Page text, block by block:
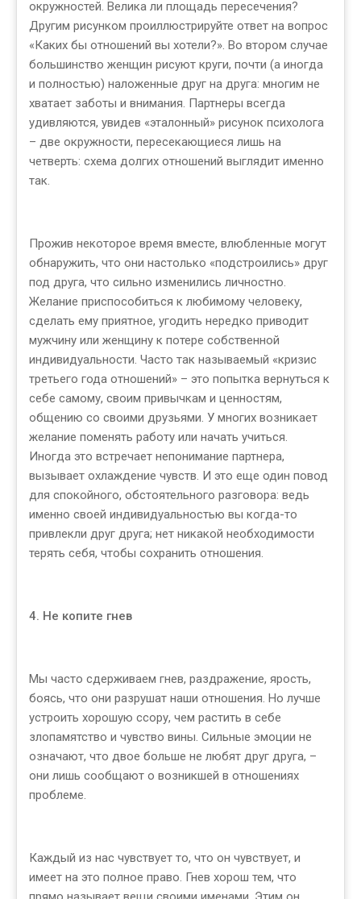
окружностей. Велика ли площадь пересечения?
Другим рисунком проиллюстрируйте ответ на вопрос
«Каких бы отношений вы хотели?». Во втором случае
большинство женщин рисуют круги, почти (а иногда
и полностью) наложенные друг на друга: многим не
хватает заботы и внимания. Партнеры всегда
удивляются, увидев «эталонный» рисунок психолога
– две окружности, пересекающиеся лишь на
четверть: схема долгих отношений выглядит именно
так.
Прожив некоторое время вместе, влюбленные могут
обнаружить, что они настолько «подстроились» друг
под друга, что сильно изменились личностно.
Желание приспособиться к любимому человеку,
сделать ему приятное, угодить нередко приводит
мужчину или женщину к потере собственной
индивидуальности. Часто так называемый «кризис
третьего года отношений» – это попытка вернуться к
себе самому, своим привычкам и ценностям,
общению со своими друзьями. У многих возникает
желание поменять работу или начать учиться.
Иногда это встречает непонимание партнера,
вызывает охлаждение чувств. И это еще один повод
для спокойного, обстоятельного разговора: ведь
именно своей индивидуальностью вы когда-то
привлекли друг друга; нет никакой необходимости
терять себя, чтобы сохранить отношения.
4. Не копите гнев
Мы часто сдерживаем гнев, раздражение, ярость,
боясь, что они разрушат наши отношения. Но лучше
устроить хорошую ссору, чем растить в себе
злопамятство и чувство вины. Сильные эмоции не
означают, что двое больше не любят друг друга, –
они лишь сообщают о возникшей в отношениях
проблеме.
Каждый из нас чувствует то, что он чувствует, и
имеет на это полное право. Гнев хорош тем, что